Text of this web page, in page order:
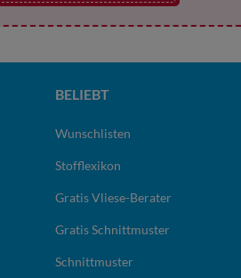
BELIEBT
Wunschlisten
Stofflexikon
Gratis Vliese-Berater
Gratis Schnittmuster
Schnittmuster